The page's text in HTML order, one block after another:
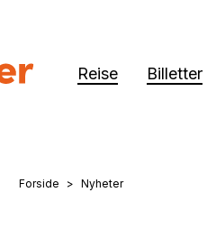
Reise Billetter
Du er her:
Forside Nyheter